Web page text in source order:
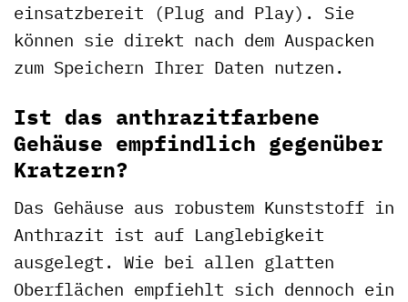
einsatzbereit (Plug and Play). Sie
können sie direkt nach dem Auspacken
zum Speichern Ihrer Daten nutzen.
Ist das anthrazitfarbene
Gehäuse empfindlich gegenüber
Kratzern?
Das Gehäuse aus robustem Kunststoff in
Anthrazit ist auf Langlebigkeit
ausgelegt. Wie bei allen glatten
Oberflächen empfiehlt sich dennoch ein